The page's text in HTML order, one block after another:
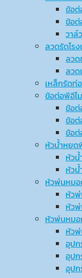
ข้อต่
ข้อต่
วาล์
ลวดรัดโร
ลว
ลวด
เหล็กรัดท่
ข้อต่อพีอีไ
ข้อต่
ข้อต่
ข้อต่
หัวน้ำหยด
หัว
หัว
หัวพ่นหม
หัว
หัว
หัวพ่นหม
หัว
อุป
อุป
อุปก